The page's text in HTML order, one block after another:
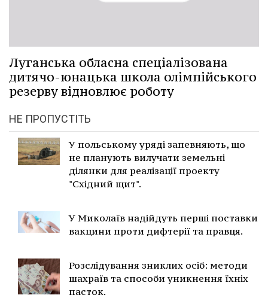
Луганська обласна спеціалізована
дитячо-юнацька школа олімпійського
резерву відновлює роботу
НЕ ПРОПУСТІТЬ
У польському уряді запевняють, що
не планують вилучати земельні
ділянки для реалізації проекту
"Східний щит".
У Миколаїв надійдуть перші поставки
вакцини проти дифтерії та правця.
Розслідування зниклих осіб: методи
шахраїв та способи уникнення їхніх
пасток.